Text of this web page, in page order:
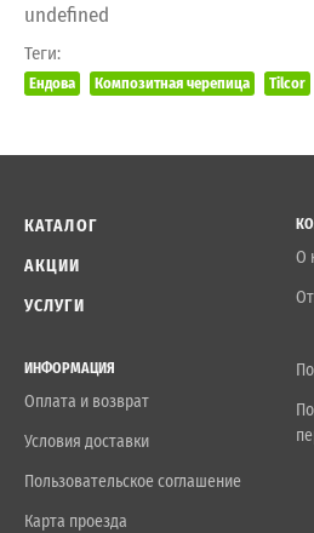
undefined
Теги:
Ендова Композитная черепица Tilcor
КАТАЛОГ
АКЦИИ
УСЛУГИ
О
ИНФОРМАЦИЯ
Оплата и возврат
Условия доставки
Пользовательское соглашение
Карта проезда